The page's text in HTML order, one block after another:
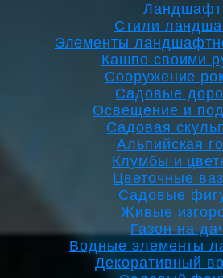
Ландшафт
Стили
Элементы
Кашпо своими
Сооружение
Садовые
Освещение и
Садовая
Альпийская
Клумбы и
Цветочные
Садовые
Живые
Газон на
Водные элементы
Декоративный